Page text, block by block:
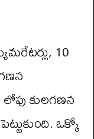
10
కులగణన
ఒక్కో